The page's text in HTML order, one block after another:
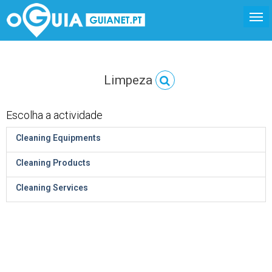
Limpeza
Escolha a actividade
Cleaning Equipments
Cleaning Products
Cleaning Services